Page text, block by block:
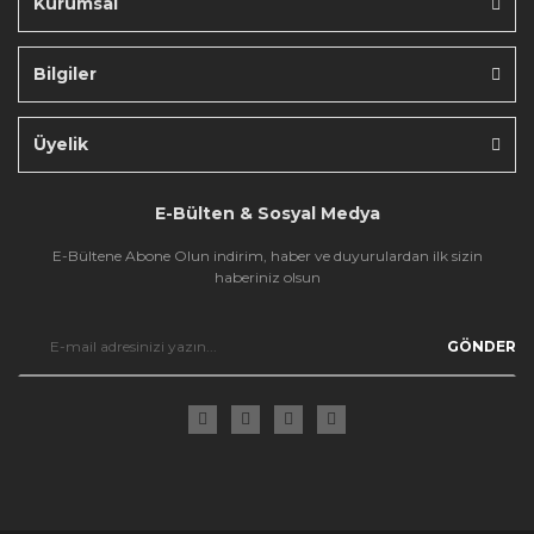
Bilgiler
Üyelik
E-Bülten & Sosyal Medya
E-Bültene Abone Olun indirim, haber ve duyurulardan ilk sizin
haberiniz olsun
GÖNDER